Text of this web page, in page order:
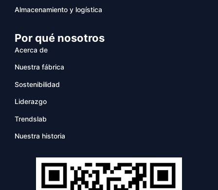
Almacenamiento y logística
Por qué nosotros
Acerca de
Nuestra fábrica
Sostenibilidad
Liderazgo
Trendslab
Nuestra historia